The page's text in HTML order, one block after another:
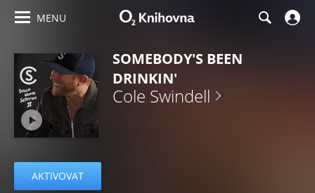
MENU
SOMEBODY'S BEEN
DRINKIN'
Cole Swindell
AKTIVOVAT